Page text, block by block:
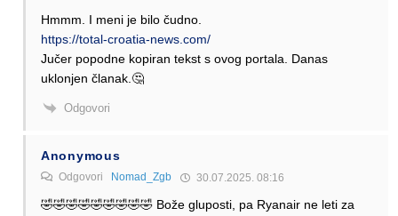
Hmmm. I meni je bilo čudno.
https://total-croatia-news.com/
Jučer popodne kopiran tekst s ovog portala. Danas
uklonjen članak.🤔
Odgovori
Anonymous
Odgovori Nomad_Zgb 30.07.2025. 08:16
🤣🤣🤣🤣🤣🤣🤣🤣🤣 Bože gluposti, pa Ryanair ne leti za